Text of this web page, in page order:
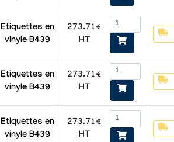
Etiquettes en
vinyle B439
273.71€
HT
Etiquettes en
vinyle B439
273.71€
HT
Etiquettes en
vinyle B439
273.71€
HT